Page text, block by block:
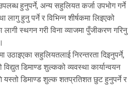
हुनुपर्ने, अन्य सहुलियत कर्जा उपभोग गर्ने
लागु हुनु पर्ने र विभिन्न शीर्षकमा लिइएको
लागी स्थगन गरी विना व्याजमा पुँजीकरण गरिनु
उठाइएका सहुलियतलाई निरन्तरता दिइनुपर्ने,
विद्युत डिमाण्ड शुल्कको व्यवस्था कार्यान्वयन
यस्तो डिमाण्ड शुल्क शतप्रतिशत छुट हुनुपर्ने र